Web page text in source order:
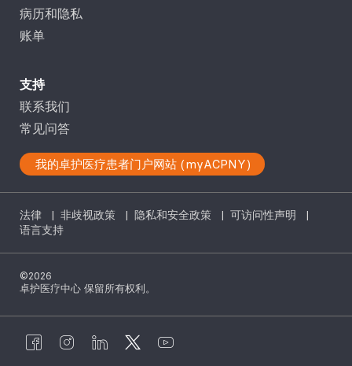
病历和隐私
账单
支持
联系我们
常见问答
我的卓护医疗患者门户网站 (myACPNY)
法律 | 非歧视政策 | 隐私和安全政策 | 可访问性声明
|
语言支持
©2026
卓护医疗中心 保留所有权利。